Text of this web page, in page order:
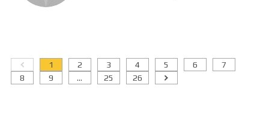
1 2 3 4 5 6
7
8
9 ... 25 26